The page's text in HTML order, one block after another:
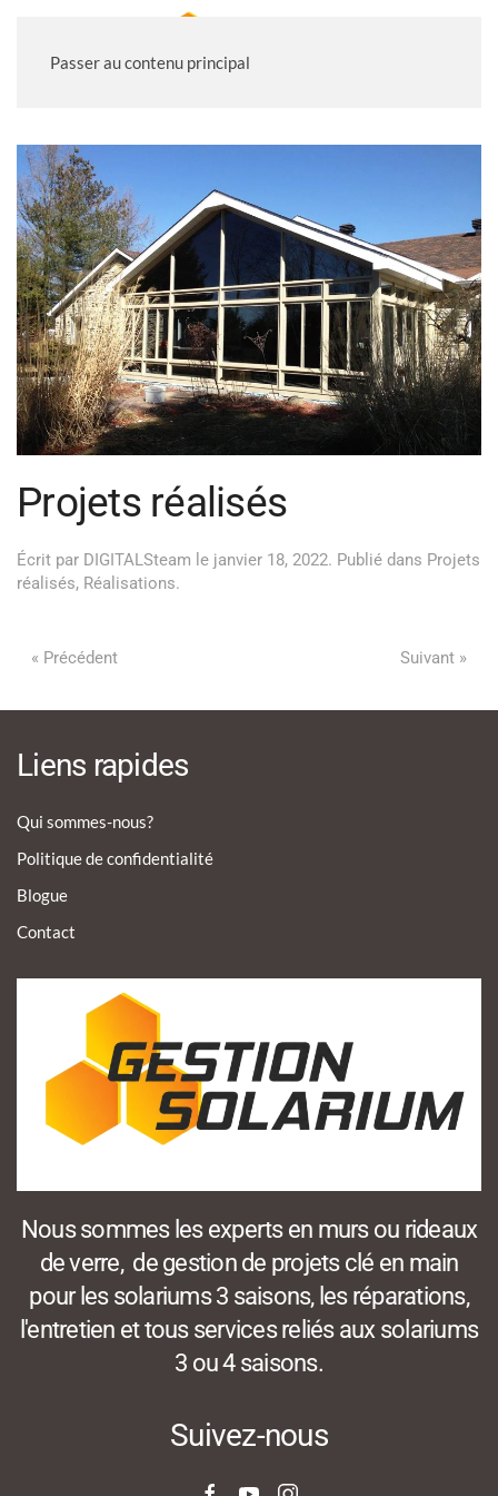
Passer au contenu principal
Projets réalisés
Écrit par DIGITALSteam le janvier 18, 2022. Publié dans Projets
réalisés, Réalisations.
« Précédent Suivant »
Liens rapides
Qui sommes-nous?
Politique de confidentialité
Blogue
Contact
Nous sommes les experts en murs ou rideaux
de verre, de gestion de projets clé en main
pour les solariums 3 saisons, les réparations,
l'entretien et tous services reliés aux solariums
3 ou 4 saisons.
Suivez-nous